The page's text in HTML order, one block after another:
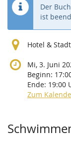
Der
ist
Hotel &
Mi, 3. Juni
Beginn:
Ende: 19:00
Zum
Produkte